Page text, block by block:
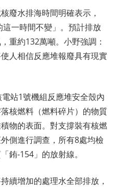
廢水排海時間明確表示，
這一時間不變」。預計排放
重約132萬噸。小野強調：
人相信反應堆報廢具有現實
站1號機組反應堆安全殼內
核燃料（燃料碎片）的物質
物的表面。對支撐裝有核燃
側進行調查，所有8處均檢
銪-154」的放射線。
續增加的處理水全部排放，